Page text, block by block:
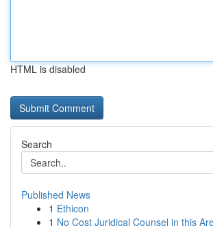
HTML is disabled
Search
Published News
1 Ethicon
1 No Cost Juridical Counsel in this